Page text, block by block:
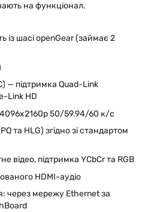
на функціонал.
із шасі openGear (займає 2
— підтримка Quad-Link
Link HD
4096x2160p 50/59.94/60 к/с
та HLG) згідно зі стандартом
відео, підтримка YCbCr та RGB
HDMI-аудіо
через мережу Ethernet за